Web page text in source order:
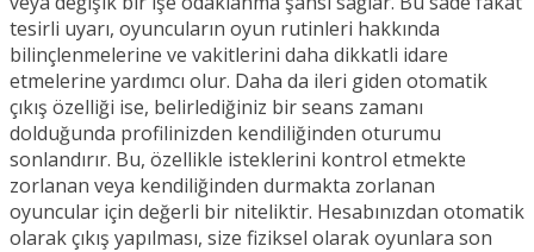
tesirli uyarı, oyuncuların oyun rutinleri hakkında
bilinçlenmelerine ve vakitlerini daha dikkatli idare
etmelerine yardımcı olur. Daha da ileri giden otomatik
çıkış özelliği ise, belirlediğiniz bir seans zamanı
dolduğunda profilinizden kendiliğinden oturumu
sonlandırır. Bu, özellikle isteklerini kontrol etmekte
zorlanan veya kendiliğinden durmakta zorlanan
oyuncular için değerli bir niteliktir. Hesabınızdan otomatik
olarak çıkış yapılması, size fiziksel olarak oyunlara son